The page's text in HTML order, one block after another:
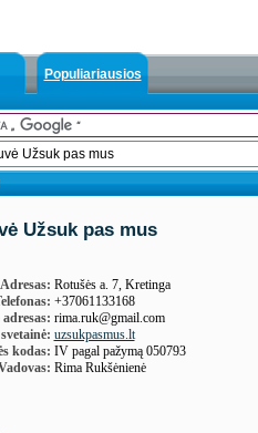
Populiariausios
Užsuk pas mus
Užsuk pas mus
Adresas: Rotušės a. 7, Kretinga
+37061133168
rima.ruk@gmail.com
uzsukpasmus.lt
kodas: IV pagal pažymą 050793
Rima Rukšėnienė